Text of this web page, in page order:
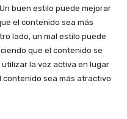
buen estilo puede mejorar
el contenido sea más
lado, un mal estilo puede
que el contenido se
la voz activa en lugar
contenido sea más atractivo